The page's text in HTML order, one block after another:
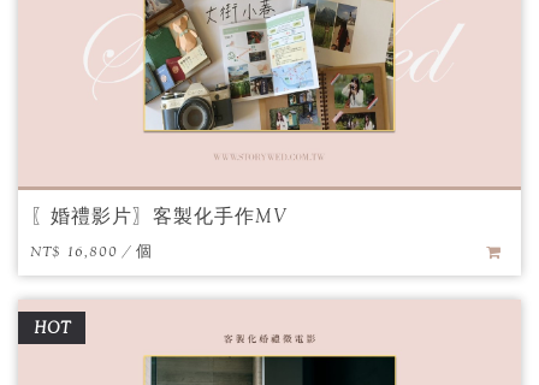
〖婚禮影片〗客製化手作MV
NT$ 16,800 / 個
HOT